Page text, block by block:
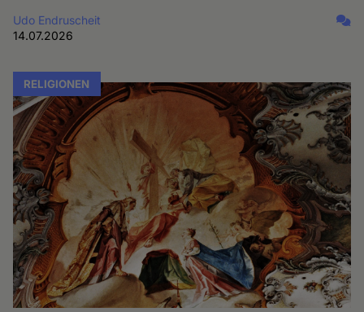
Udo Endruscheit
14.07.2026
RELIGIONEN